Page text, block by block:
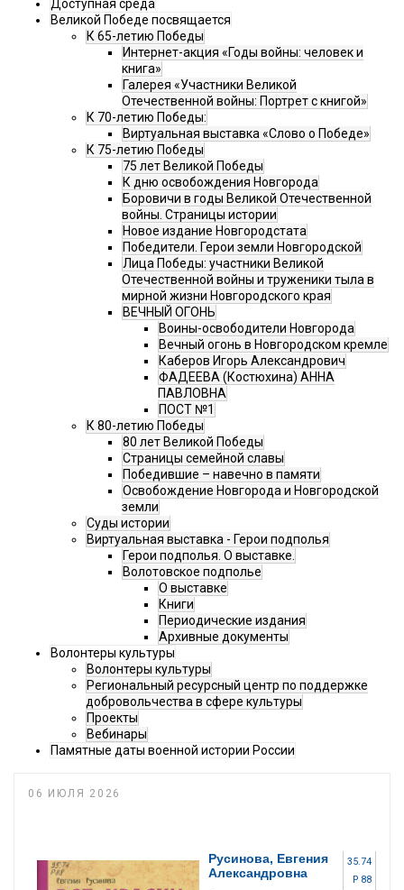
Доступная среда
Великой Победе посвящается
К 65-летию Победы
Интернет-акция «Годы войны: человек и
книга»
Галерея «Участники Великой
Отечественной войны: Портрет с книгой»
К 70-летию Победы:
Виртуальная выставка «Слово о Победе»
К 75-летию Победы
75 лет Великой Победы
К дню освобождения Новгорода
Боровичи в годы Великой Отечественной
войны. Страницы истории
Новое издание Новгородстата
Победители. Герои земли Новгородской
Лица Победы: участники Великой
Отечественной войны и труженики тыла в
мирной жизни Новгородского края
ВЕЧНЫЙ ОГОНЬ
Воины-освободители Новгорода
Вечный огонь в Новгородском кремле
Каберов Игорь Александрович
ФАДЕЕВА (Костюхина) АННА
ПАВЛОВНА
ПОСТ №1
К 80-летию Победы
80 лет Великой Победы
Страницы семейной славы
Победившие – навечно в памяти
Освобождение Новгорода и Новгородской
земли
Суды истории
Виртуальная выставка - Герои подполья
Герои подполья. О выставке.
Волотовское подполье
О выставке
Книги
Периодические издания
Архивные документы
Волонтеры культуры
Волонтеры культуры
Региональный ресурсный центр по поддержке
добровольчества в сфере культуры
Проекты
Вебинары
Памятные даты военной истории России
06 ИЮЛЯ 2026
35.74
Р 88
Русинова, Евгения
Александровна